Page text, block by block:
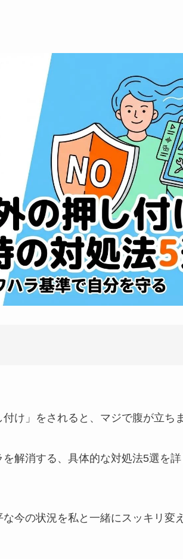
け」をされると、マジで腹が立ち
解消する、具体的な対処法5選を
今の状況を私と一緒にスッキリ変